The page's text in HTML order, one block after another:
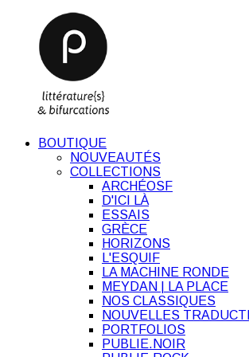
BOUTIQUE
NOUVEAUTÉS
COLLECTIONS
ARCHÉOSF
D'ICI LÀ
ESSAIS
GRÈCE
HORIZONS
L'ESQUIF
LA MACHINE RONDE
MEYDAN | LA PLACE
NOS CLASSIQUES
NOUVELLES
PORTFOLIOS
PUBLIE.NOIR